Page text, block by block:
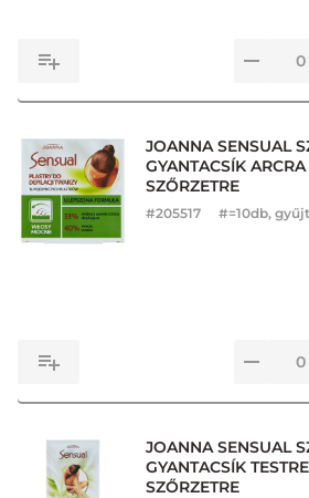
JOANNA SENSUAL
GYANTACSÍK
SZŐRZETRE
#205517 #=10db,
JOANNA SENSUAL
GYANTACSÍK
SZŐRZETRE